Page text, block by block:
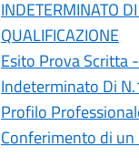
INDETERMINATO
QUALIFICAZIONE
Esito Prova Scritta
Indeterminato Di
Profilo
Conferimento di